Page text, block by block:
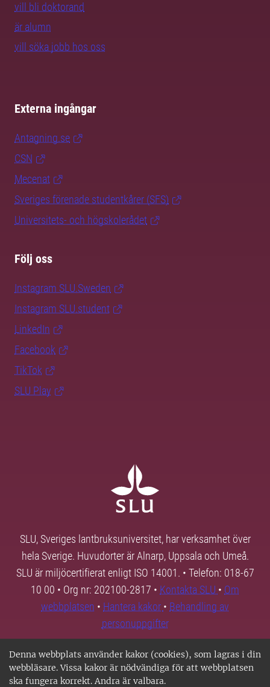
Denna webbplats använder kakor (cookies), som lagras i din
webbläsare. Vissa kakor är nödvändiga för att webbplatsen
ska fungera korrekt. Andra är valbara.
vill bli doktorand
är alumn
vill söka jobb hos oss
Externa ingångar
Antagning.se
CSN
Mecenat
Sveriges förenade studentkårer (SFS)
Universitets- och högskolerådet
Följ oss
Instagram SLU.Sweden
Instagram SLU.student
LinkedIn
Facebook
TikTok
SLU Play
SLU, Sveriges lantbruksuniversitet, har verksamhet över
hela Sverige. Huvudorter är Alnarp, Uppsala och Umeå.
SLU är miljöcertifierat enligt ISO 14001. • Telefon: 018-67
10 00 • Org nr: 202100-2817 • Kontakta SLU • Om
webbplatsen • Hantera kakor • Behandling av
personuppgifter